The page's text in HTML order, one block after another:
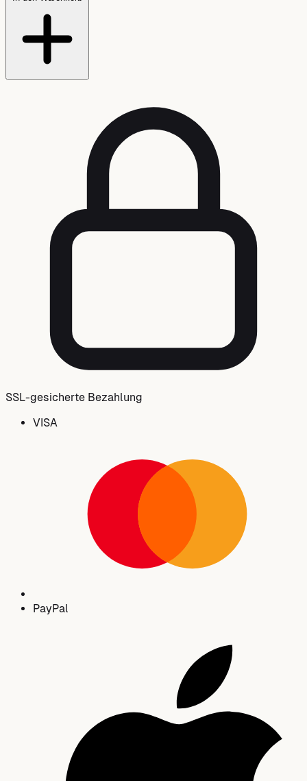
SSL-gesicherte Bezahlung
VISA
PayPal